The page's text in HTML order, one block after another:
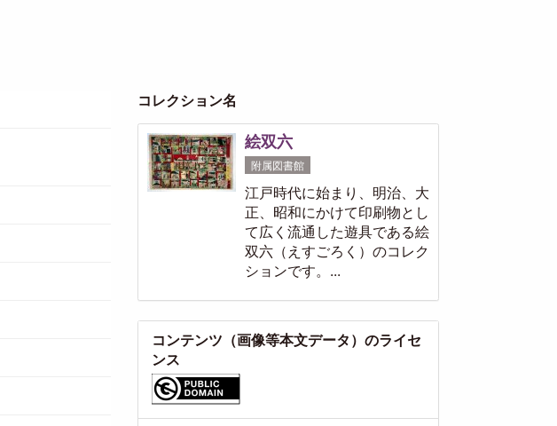
コレクション名
絵双六
附属図書館
江戸時代に始まり、明治、大
正、昭和にかけて印刷物とし
て広く流通した遊具である絵
双六（えすごろく）のコレク
ションです。...
コンテンツ（画像等本文データ）のライセ
ンス